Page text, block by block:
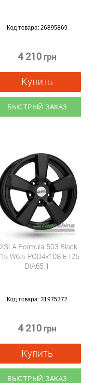
Код товара: 26895869
4 210 грн
Купить
БЫСТРЫЙ ЗАКАЗ
Formula 503 Black
W6.5 PCD4x108 ET25
DIA65.1
Код товара: 31975372
4 210 грн
Купить
БЫСТРЫЙ ЗАКАЗ